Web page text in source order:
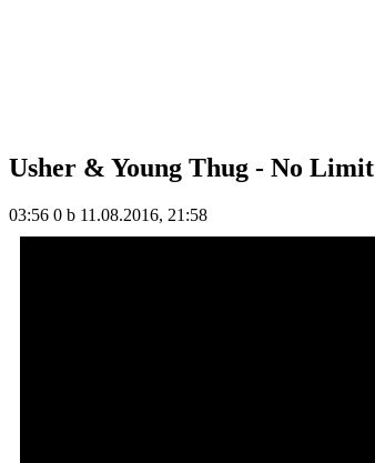
Usher & Young Thug - No Limit
03:56 0 b 11.08.2016, 21:58